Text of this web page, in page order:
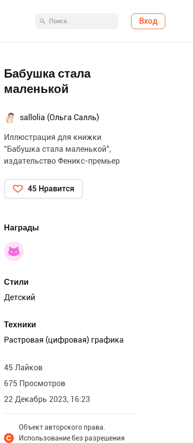
Вход
Бабушка стала
маленькой
sallolia (Ольга Салль)
Иллюстрация для книжки
"Бабушка стала маленькой",
издательство Феникс-премьер
45 Нравится
Награды
Стили
Детский
Техники
Растровая (цифровая) графика
45 Лайков
675 Просмотров
22 Декабрь 2023, 16:23
Объект авторского права.
Использование без разрешения